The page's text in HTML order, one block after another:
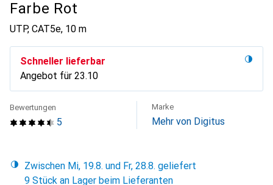
Farbe Rot
UTP, CAT5e, 10 m
Schneller lieferbar
Angebot für CHF
23.10
5
Bewertungen Marke
Mehr von Digitus
Zwischen Mi, 19.8. und Fr, 28.8. geliefert
9 Stück an Lager beim Lieferanten